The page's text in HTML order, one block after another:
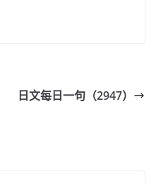
日文每日一句（2947）